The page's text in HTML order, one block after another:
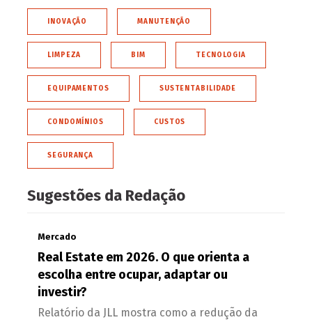
INOVAÇÃO MANUTENÇÃO
LIMPEZA BIM TECNOLOGIA
EQUIPAMENTOS SUSTENTABILIDADE
CONDOMÍNIOS CUSTOS
SEGURANÇA
Sugestões da Redação
Mercado
Real Estate em 2026. O que orienta a
escolha entre ocupar, adaptar ou
investir?
Relatório da JLL mostra como a redução da